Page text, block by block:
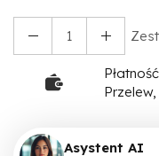
Asystent AI